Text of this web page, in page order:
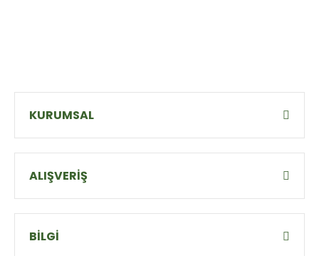
KURUMSAL
ALIŞVERİŞ
BİLGİ